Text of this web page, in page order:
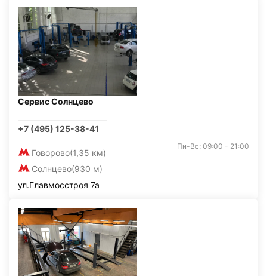
Сервис Солнцево
+7 (495) 125-38-41
Говорово(1,35 км)
Солнцево(930 м)
Пн-Вс: 09:00 - 21:00
ул.Главмосстроя 7а